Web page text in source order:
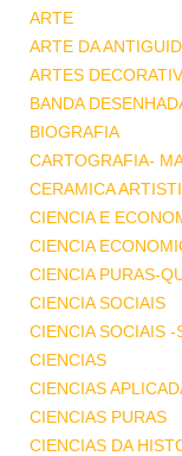
ARTE
ARTE DA
ARTES
BANDA
BIOGRAFIA
CARTOGRAFIA-
CERAMICA
CIENCIA E
CIENCIA
CIENCIA PURAS-
CIENCIA SOCIAIS
CIENCIA SOCIAIS
CIENCIAS
CIENCIAS
CIENCIAS PURAS
CIENCIAS DA